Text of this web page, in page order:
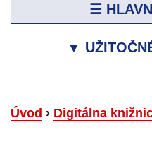
☰
▼
Úvod › Digitálna